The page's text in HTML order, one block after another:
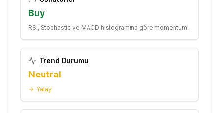
Buy
RSI, Stochastic ve MACD histogramına göre momentum.
Trend Durumu
Neutral
Yatay